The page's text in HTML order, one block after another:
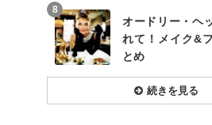
オードリー・ヘ
れて！メイク&
とめ
8
続きを見る